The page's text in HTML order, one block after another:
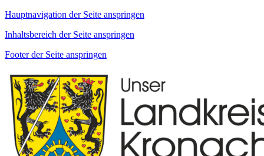
Hauptnavigation der Seite anspringen
Inhaltsbereich der Seite anspringen
Footer der Seite anspringen